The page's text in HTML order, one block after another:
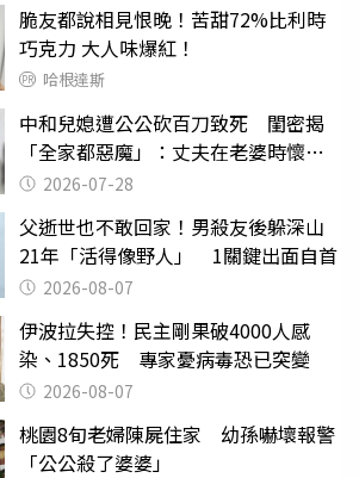
脆友都說相見恨晚！苦甜72%比利時
巧克力 大人味爆紅！
哈根達斯
中和兒媳遭公公砍百刀致死 閨密揭
「全家都惡魔」：丈夫在老婆時懷孕
摔東西
2026-07-28
父逝世也不敢回家！男殺友後躲深山
21年「活得像野人」 1關鍵出面自首
2026-08-07
伊波拉失控！民主剛果破4000人感
染、1850死 專家憂病毒恐已突變
2026-08-07
桃園8旬老婦陳屍住家 幼孫嚇壞報警
「公公殺了婆婆」